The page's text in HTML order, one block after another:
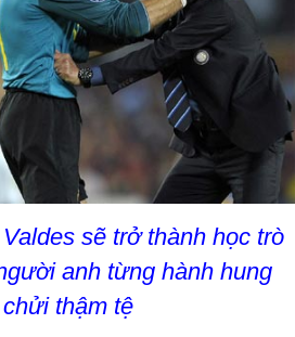
sẽ trở thành học trò
anh từng hành hung
thậm tệ